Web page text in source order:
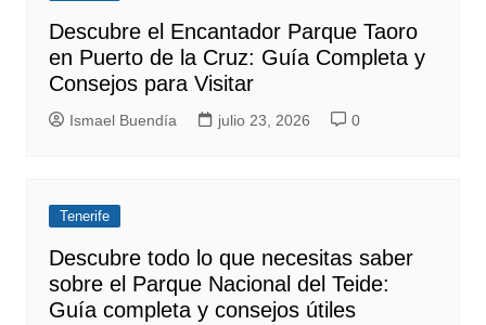
Descubre el Encantador Parque Taoro
en Puerto de la Cruz: Guía Completa y
Consejos para Visitar
Ismael Buendía julio 23, 2026 0
Tenerife
Descubre todo lo que necesitas saber
sobre el Parque Nacional del Teide:
Guía completa y consejos útiles